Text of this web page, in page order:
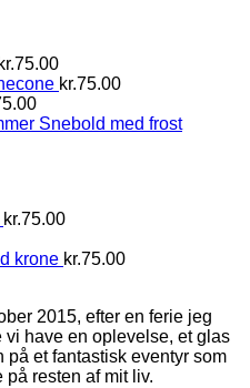
kr.75.00
kr.75.00
Snebold med frost
kr.75.00
krone kr.75.00
2015, efter en ferie jeg
have en oplevelse, et glas
på et fantastisk eventyr som
resten af mit liv.